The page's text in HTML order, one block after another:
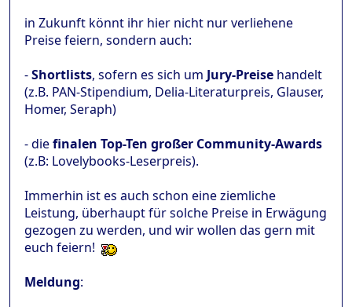
in Zukunft könnt ihr hier nicht nur verliehene
Preise feiern, sondern auch:
-Shortlists, sofern es sich um Jury-Preise handelt
(z.B. PAN-Stipendium, Delia-Literaturpreis, Glauser,
Homer, Seraph)
- diefinalen Top-Ten großer Community-Awards
(z.B: Lovelybooks-Leserpreis).
Immerhin ist es auch schon eine ziemliche
Leistung, überhaupt für solche Preise in Erwägung
gezogen zu werden, und wir wollen das gern mit
euch feiern!
Meldung: